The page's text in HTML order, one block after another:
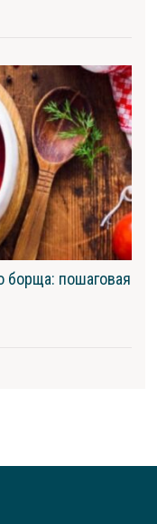
борща: пошаговая